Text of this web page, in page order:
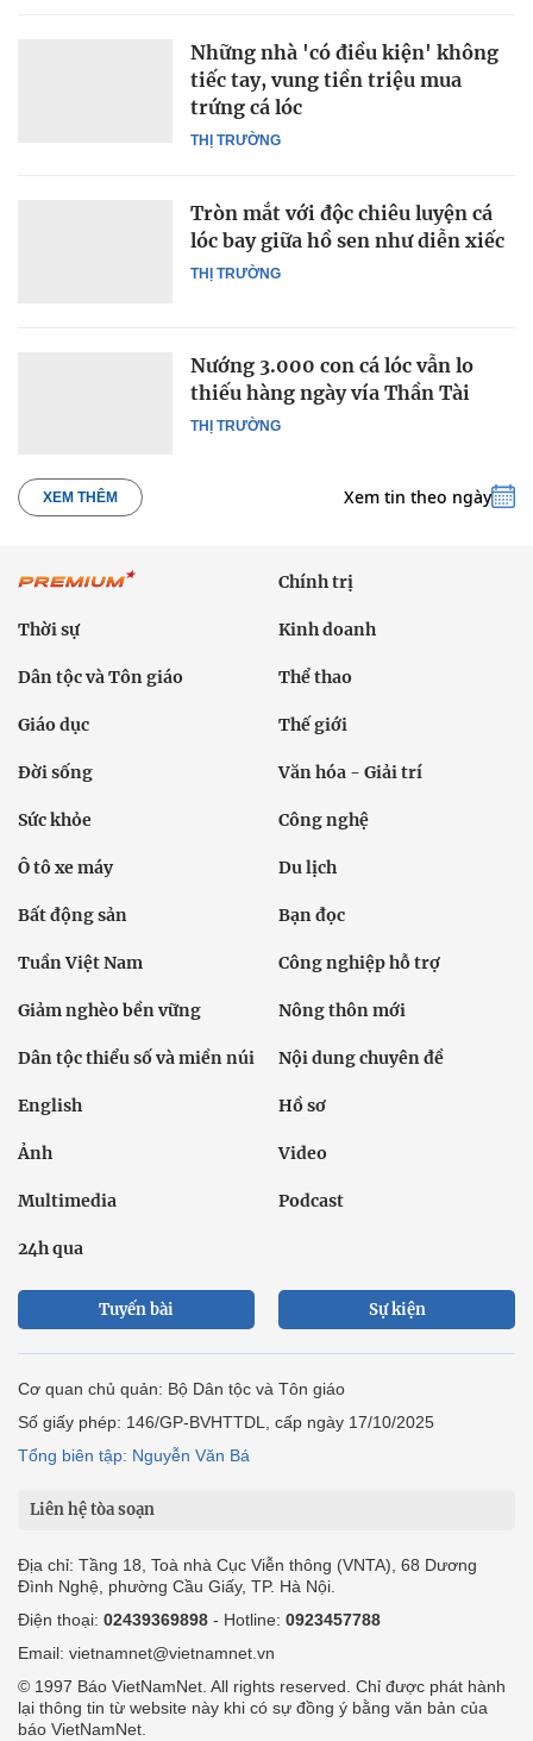
THỊ TRƯỜNG
Những nhà 'có điều kiện' không
tiếc tay, vung tiền triệu mua
trứng cá lóc
THỊ TRƯỜNG
Tròn mắt với độc chiêu luyện cá
lóc bay giữa hồ sen như diễn xiếc
THỊ TRƯỜNG
Nướng 3.000 con cá lóc vẫn lo
thiếu hàng ngày vía Thần Tài
XEM THÊM Xem tin theo ngày
Chính trị
Thời sự Kinh doanh
Dân tộc và Tôn giáo Thể thao
Giáo dục Thế giới
Đời sống Văn hóa - Giải trí
Sức khỏe Công nghệ
Ô tô xe máy Du lịch
Bất động sản Bạn đọc
Tuần Việt Nam Công nghiệp hỗ trợ
Giảm nghèo bền vững Nông thôn mới
Dân tộc thiểu số và miền núi Nội dung chuyên đề
English Hồ sơ
Ảnh Video
Multimedia Podcast
24h qua
Tuyến bài Sự kiện
Cơ quan chủ quản: Bộ Dân tộc và Tôn giáo
Số giấy phép: 146/GP-BVHTTDL, cấp ngày 17/10/2025
Tổng biên tập: Nguyễn Văn Bá
Liên hệ tòa soạn
Địa chỉ: Tầng 18, Toà nhà Cục Viễn thông (VNTA), 68 Dương
Đình Nghệ, phường Cầu Giấy, TP. Hà Nội.
Điện thoại: 02439369898 - Hotline: 0923457788
Email: vietnamnet@vietnamnet.vn
© 1997 Báo VietNamNet. All rights reserved. Chỉ được phát hành
lại thông tin từ website này khi có sự đồng ý bằng văn bản của
báo VietNamNet.